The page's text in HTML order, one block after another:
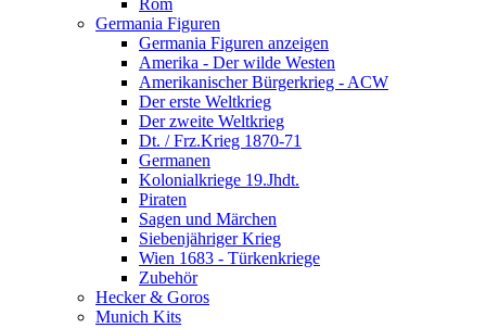
Rom
Germania Figuren
Germania Figuren anzeigen
Amerika - Der wilde Westen
Amerikanischer Bürgerkrieg - ACW
Der erste Weltkrieg
Der zweite Weltkrieg
Dt. / Frz.Krieg 1870-71
Germanen
Kolonialkriege 19.Jhdt.
Piraten
Sagen und Märchen
Siebenjähriger Krieg
Wien 1683 - Türkenkriege
Zubehör
Hecker & Goros
Munich Kits